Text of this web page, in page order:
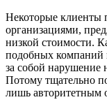
Некоторые клиенты
организациями,
низкой стоимости.
подобных компаний
за собой нарушение
Потому тщательно
лишь авторитетным